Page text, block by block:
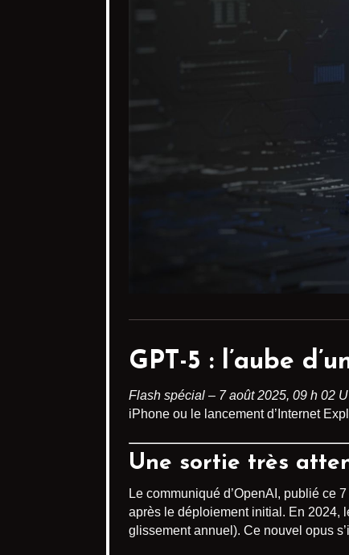
GPT-5 : l’aube
Flash spécial – 7 août 2025, 09 h 02
iPhone ou le lancement d’Internet
Une sortie très
Le communiqué d’OpenAI, publié ce
après le déploiement initial. En 2024,
glissement annuel). Ce nouvel opus